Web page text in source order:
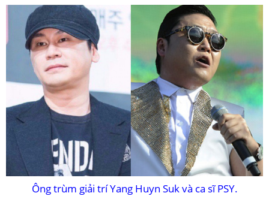
Ông trùm giải trí Yang Huyn Suk và ca sĩ PSY.